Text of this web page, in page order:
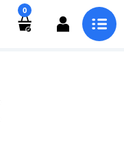
0